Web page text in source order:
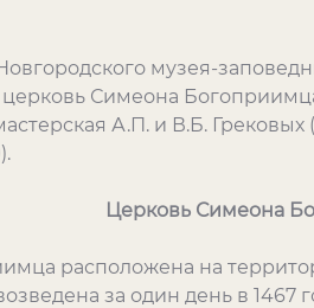
музея-
Симеона
А.П. и В.Б.
Церковь Симеона
расположена на
за один день в 1467